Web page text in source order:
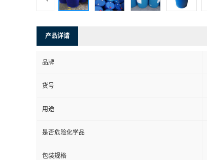
产品详请
品牌
货号
用途
是否危险化学品
包装规格